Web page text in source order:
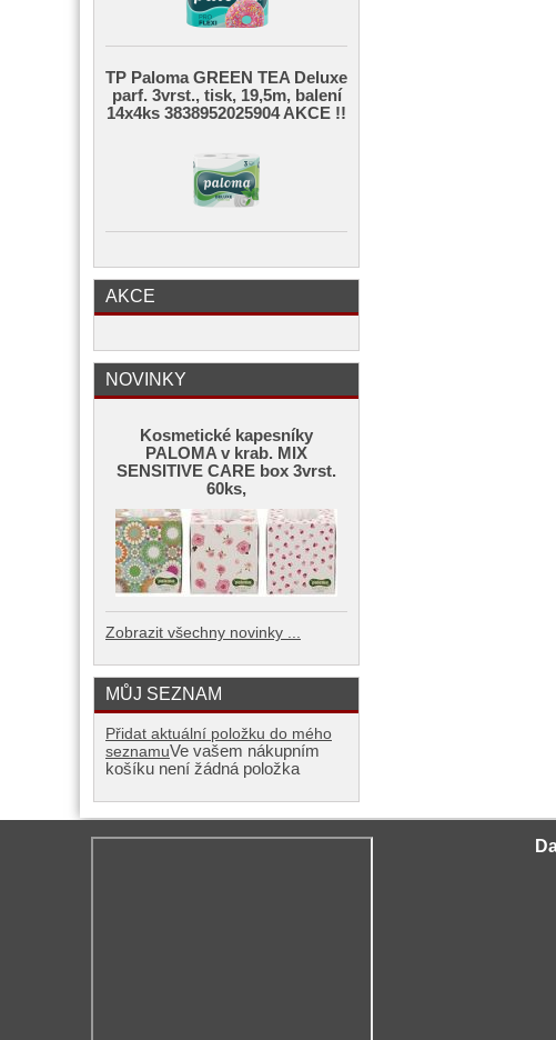
TP Paloma GREEN TEA Deluxe
parf. 3vrst., tisk, 19,5m, balení
14x4ks 3838952025904 AKCE !!
AKCE
NOVINKY
Kosmetické kapesníky
PALOMA v krab. MIX
SENSITIVE CARE box 3vrst.
60ks,
Zobrazit všechny novinky ...
MŮJ SEZNAM
Přidat aktuální položku do mého
seznamuVe vašem nákupním
košíku není žádná položka